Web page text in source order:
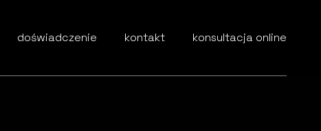
doświadczenie kontakt konsultacja online